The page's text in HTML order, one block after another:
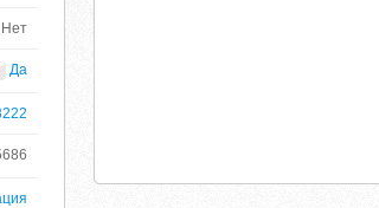
Нет
Да